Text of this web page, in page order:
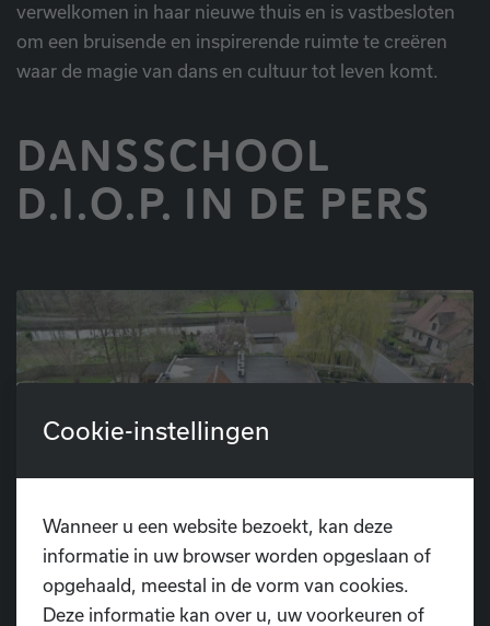
verwelkomen in haar nieuwe thuis en is vastbesloten
om een bruisende en inspirerende ruimte te creëren
waar de magie van dans en cultuur tot leven komt.
DANSSCHOOL
D.I.O.P. IN DE PERS
Cookie-instellingen
Wanneer u een website bezoekt, kan deze
informatie in uw browser worden opgeslaan of
opgehaald, meestal in de vorm van cookies.
Deze informatie kan over u, uw voorkeuren of